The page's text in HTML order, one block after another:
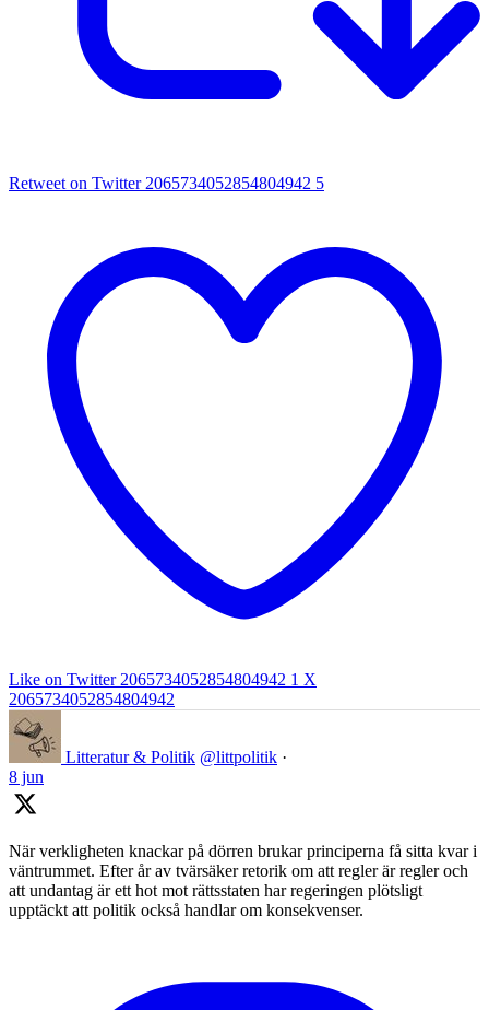
Retweet on Twitter 2065734052854804942 5
Like on Twitter 2065734052854804942 1 X
2065734052854804942
Litteratur & Politik @littpolitik ·
8 jun
När verkligheten knackar på dörren brukar principerna få sitta kvar i
väntrummet. Efter år av tvärsäker retorik om att regler är regler och
att undantag är ett hot mot rättsstaten har regeringen plötsligt
upptäckt att politik också handlar om konsekvenser.